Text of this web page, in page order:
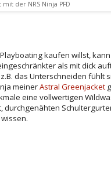
mit der NRS Ninja PFD
kaufen willst,
als mit dick
das Unterschneiden fühlt
meinerAstral Greenjacket
eine vollwertigen